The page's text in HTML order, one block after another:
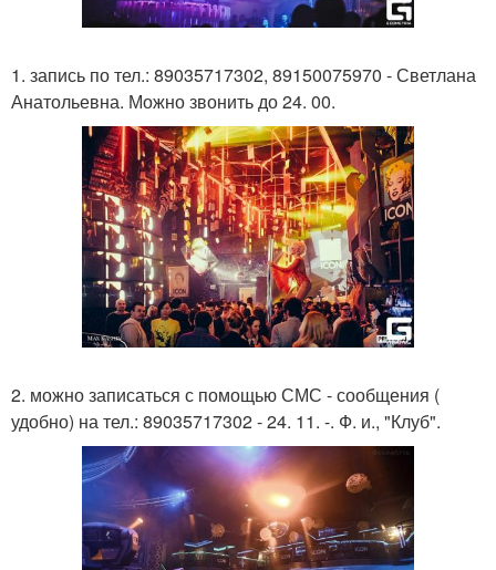
1. запись по тел.: 89035717302, 89150075970 - Светлана
Анатольевна. Можно звонить до 24. 00.
2. можно записаться с помощью СМС - сообщения (
удобно) на тел.: 89035717302 - 24. 11. -. Ф. и., "Клуб".